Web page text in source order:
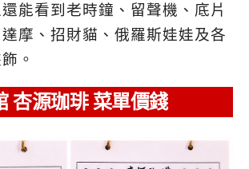
能看到老時鐘、留聲機、底片
摩、招財貓、俄羅斯娃娃及各
。
杏源珈琲 菜單價錢